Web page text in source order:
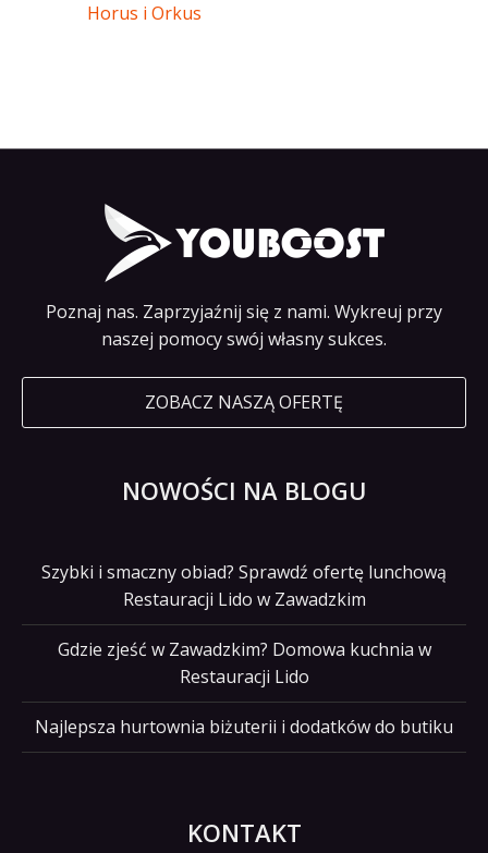
Horus i Orkus
Poznaj nas. Zaprzyjaźnij się z nami. Wykreuj przy
naszej pomocy swój własny sukces.
ZOBACZ NASZĄ OFERTĘ
NOWOŚCI NA BLOGU
Szybki i smaczny obiad? Sprawdź ofertę lunchową
Restauracji Lido w Zawadzkim
Gdzie zjeść w Zawadzkim? Domowa kuchnia w
Restauracji Lido
Najlepsza hurtownia biżuterii i dodatków do butiku
KONTAKT